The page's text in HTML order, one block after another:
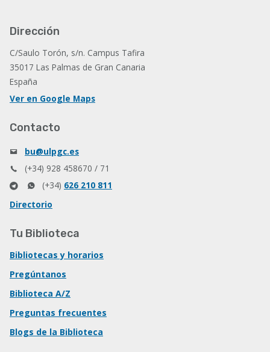
Dirección
C/Saulo Torón, s/n. Campus Tafira
35017 Las Palmas de Gran Canaria
España
Ver en Google Maps
Contacto
bu@ulpgc.es
(+34) 928 458670 / 71
(+34) 626 210 811
Directorio
Tu Biblioteca
Bibliotecas y horarios
Pregúntanos
Biblioteca A/Z
Preguntas frecuentes
Blogs de la Biblioteca